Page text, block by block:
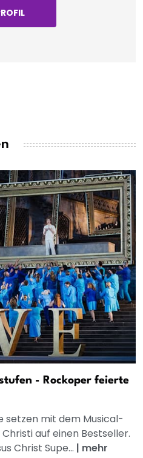
- Rockoper feierte
setzen mit dem Musical-
auf einen Bestseller.
Christ Supe... | mehr